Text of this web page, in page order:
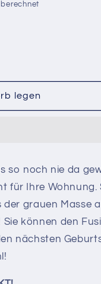
legen
so noch nie da
für Ihre Wohnung.
grauen Masse
können den
nächsten